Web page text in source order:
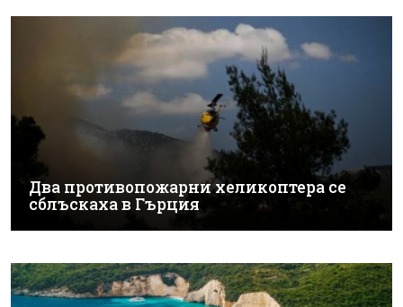
Два противопожарни хеликоптера се
сблъскаха в Гърция